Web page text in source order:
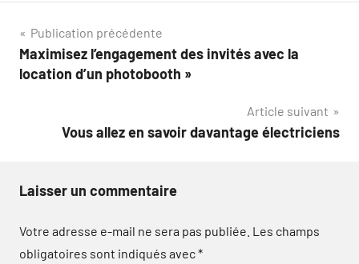
Navigation
de
Publication précédente
Maximisez l’engagement des invités avec la
location d’un photobooth »
Article suivant
Vous allez en savoir davantage électriciens
Laisser un commentaire
Votre adresse e-mail ne sera pas publiée. Les champs
obligatoires sont indiqués avec*